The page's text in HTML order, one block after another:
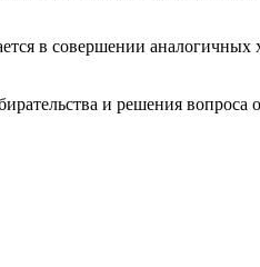
в совершении
и решения вопроса